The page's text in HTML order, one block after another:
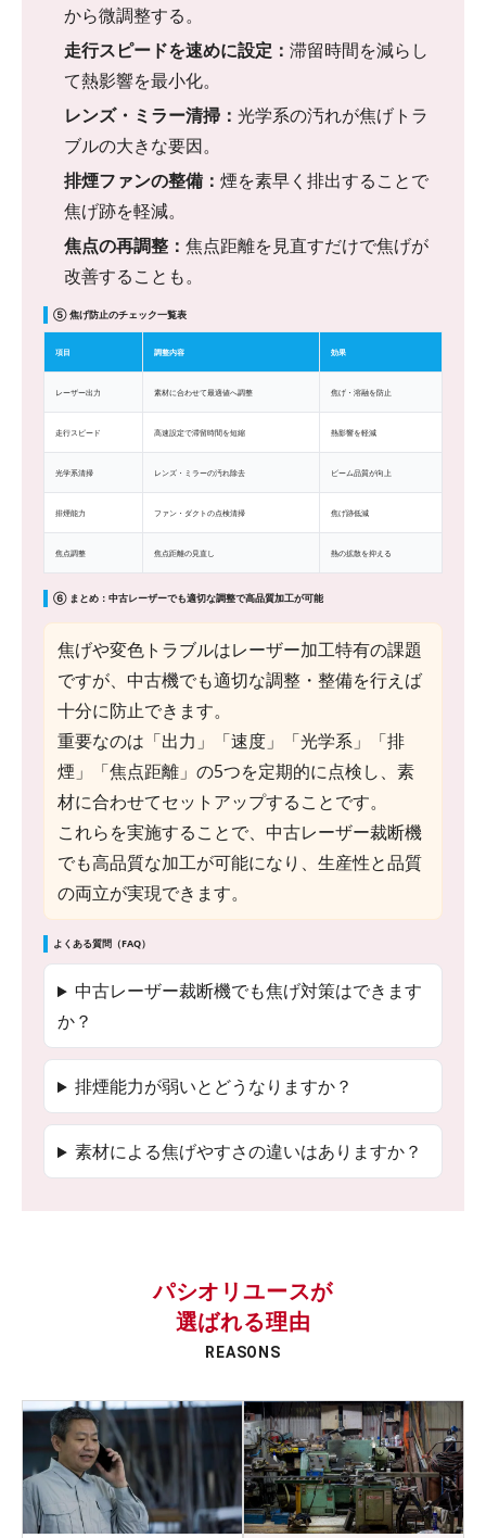
から微調整する。
走行スピードを速めに設定： 滞留時間を減らし
て熱影響を最小化。
レンズ・ミラー清掃： 光学系の汚れが焦げトラ
ブルの大きな要因。
排煙ファンの整備： 煙を素早く排出することで
焦げ跡を軽減。
焦点の再調整： 焦点距離を見直すだけで焦げが
改善することも。
⑤ 焦げ防止のチェック一覧表
項目 調整内容 効果
レーザー出力 素材に合わせて最適値へ調整 焦げ・溶融を防止
走行スピード 高速設定で滞留時間を短縮 熱影響を軽減
光学系清掃 レンズ・ミラーの汚れ除去 ビーム品質が向上
排煙能力 ファン・ダクトの点検清掃 焦げ跡低減
焦点調整 焦点距離の見直し 熱の拡散を抑える
⑥ まとめ：中古レーザーでも適切な調整で高品質加工が可能
焦げや変色トラブルはレーザー加工特有の課題
ですが、中古機でも適切な調整・整備を行えば
十分に防止できます。
重要なのは「出力」「速度」「光学系」「排
煙」「焦点距離」の5つを定期的に点検し、素
材に合わせてセットアップすることです。
これらを実施することで、中古レーザー裁断機
でも高品質な加工が可能になり、生産性と品質
の両立が実現できます。
よくある質問（FAQ）
中古レーザー裁断機でも焦げ対策はできます
か？
排煙能力が弱いとどうなりますか？
素材による焦げやすさの違いはありますか？
パシオリユースが
選ばれる理由
REASONS